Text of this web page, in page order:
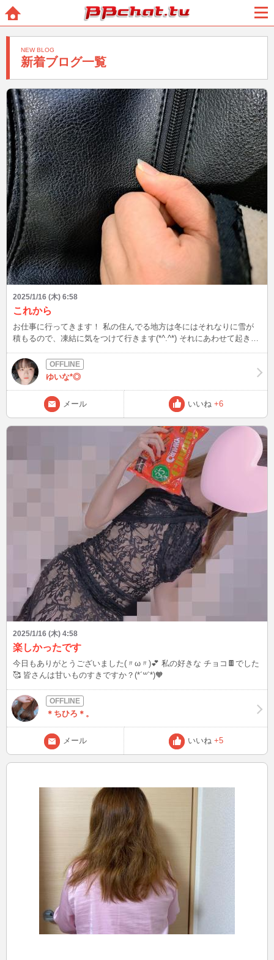
BBchatTV
新着ブログ一覧
NEW BLOG
2025/1/16 (木) 6:58
これから
お仕事に行ってきます！ 私の住んでる地方は冬にはそれなりに雪が
積もるので、凍結に気をつけて行きます(*^.^*) それにあわせて起きる
出るようでしたら気をつけていってらっしゃい(*^.^*) 明日9時30分～
初めてのライブチャットを行います(*^.^*) もし興味を持っていただい
た方は覗いて見てください(*^.^*) 皆さんとお話できるの楽しみにして
います！！
ゆいな*◎
メール いいね +6
2025/1/16 (木) 4:58
楽しかったです
今日もありがとうございました(〃ω〃)💕 私の好きな チョコ🍫でした
🥰 皆さんは甘いものすきですか？(*´꒳`*)🧡
＊ちひろ＊。
メール いいね +5